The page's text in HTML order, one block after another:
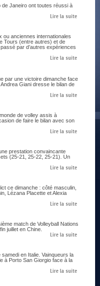
Janeiro ont toutes réussi à
Lire la suite
ou anciennes internationales
Tours (entre autres) et de
par d’autres expériences
Lire la suite
par une victoire dimanche face
Giani dresse le bilan de
Lire la suite
de volley assis à
de faire le bilan avec son
Lire la suite
prestation convaincante
(25-21, 25-22, 25-21). Un
Lire la suite
ce dimanche : côté masculin,
Lézana Placette et Alexia
Lire la suite
match de Volleyball Nations
juillet en Chine.
Lire la suite
en Italie. Vainqueurs la
à Porto San Giorgio face à la
Lire la suite